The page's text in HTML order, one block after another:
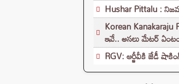
Hushar Pittalu :
Korean
ఇవే.. అసలు మేటర్
RGV: ఆర్జీవీకి జేడీ